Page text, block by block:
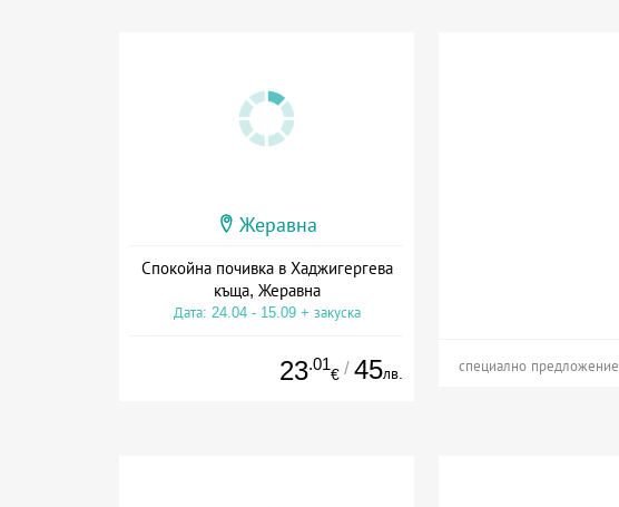
Жеравна
Спокойна почивка в Хаджигергева
къща, Жеравна
Дата: 24.04 - 15.09 + закуска
23.01
€ / 45лв. специално предложение